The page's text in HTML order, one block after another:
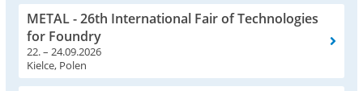
METAL - 26th International Fair of Technologies
for Foundry
22. – 24.09.2026
Kielce, Polen